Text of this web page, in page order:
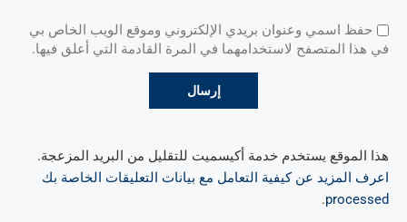
حفظ اسمي وعنوان بريدي الإلكتروني وموقع الويب الخاص بي
في هذا المتصفح لاستخدامهما في المرة القادمة التي أعلق فيها.
هذا الموقع يستخدم خدمة أكيسميت للتقليل من البريد المزعجة.
اعرف المزيد عن كيفية التعامل مع بيانات التعليقات الخاصة بك
processed
.